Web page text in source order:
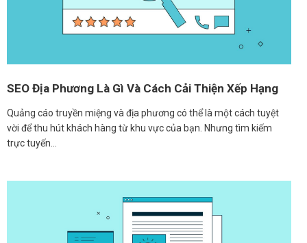
SEO Địa Phương Là Gì Và Cách Cải Thiện Xếp Hạng
Quảng cáo truyền miệng và địa phương có thể là một cách tuyệt
vời để thu hút khách hàng từ khu vực của bạn. Nhưng tìm kiếm
trực tuyến…